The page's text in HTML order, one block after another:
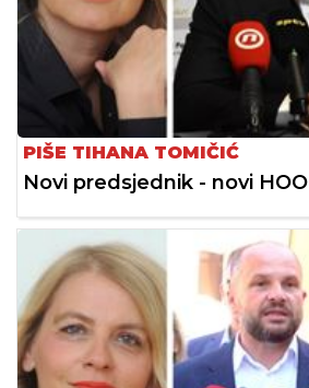
PIŠE TIHANA TOMIČIĆ
Novi predsjednik - novi HOO